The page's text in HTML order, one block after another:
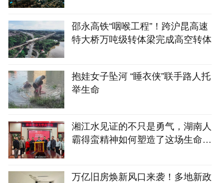
邵永高铁“咽喉工程”！跨沪昆高速
特大桥万吨级转体梁完成高空转体
抱娃女子坠河 “睡衣侠”联手路人托
举生命
湘江水见证的不只是勇气，湖南人
霸得蛮精神如何塑造了这场生命接
万亿旧房焕新风口来袭！多地新政